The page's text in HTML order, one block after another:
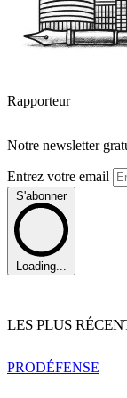
Rapporteur
Notre newsletter
Entrez votre email
S'abonner
Loading...
LES PLUS
PRODÉFENSE